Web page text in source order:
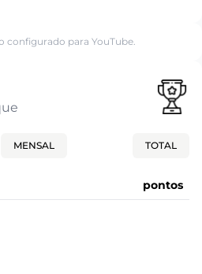
para YouTube.
MENSAL TOTAL
pontos